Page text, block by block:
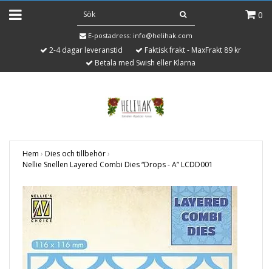
0
E-postadress: info@helihak.com
2-4 dagar leveranstid
Faktisk frakt - MaxFrakt 89 kr
Betala med Swish eller Klarna
Hem › Dies och tillbehör›
Nellie Snellen Layered Combi Dies “Drops - A” LCDD001